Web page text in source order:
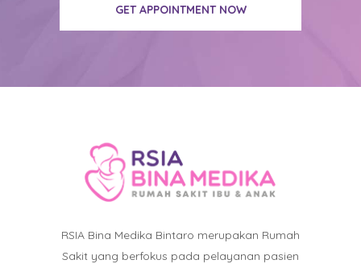
GET APPOINTMENT NOW
RSIA Bina Medika Bintaro merupakan Rumah
Sakit yang berfokus pada pelayanan pasien